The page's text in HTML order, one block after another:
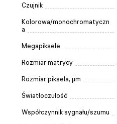
Czujnik
Kolorowa/monochromatyczn
a
Megapiksele
Rozmiar matrycy
Rozmiar piksela, µm
Światłoczułość
Współczynnik sygnału/szumu